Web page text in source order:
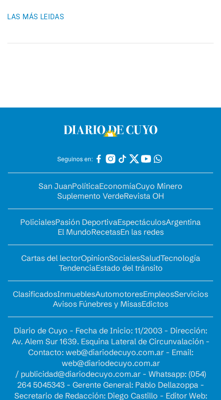
LAS MÁS LEIDAS
Seguinos en:
San JuanPolíticaEconomíaCuyo Minero
Suplemento VerdeRevista OH
PolicialesPasión DeportivaEspectáculosArgentina
El MundoRecetasEn las redes
Cartas del lectorOpinionSocialesSaludTecnología
TendenciaEstado del tránsito
ClasificadosInmueblesAutomotoresEmpleosServicios
Avisos Fúnebres y MisasEdictos
Diario de Cuyo - Fecha de Inicio: 11/2003 - Dirección:
Av. Alem Sur 1639. Esquina Lateral de Circunvalación -
Contacto: web@diariodecuyo.com.ar- Email:
web@diariodecuyo.com.ar
/ publicidad@diariodecuyo.com.ar- Whatsapp: (054)
264 5045343 - Gerente General: Pablo Dellazoppa -
Secretario de Redacción: Diego Castillo - Editor Web: